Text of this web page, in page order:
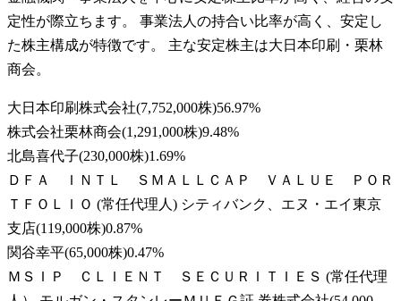
定性が際立ちます。 事業法人の持合い比率が高く、安定し
た株主構成が特徴です。 主な安定株主は大日本印刷・栗林
商会。
大日本印刷株式会社(7,752,000株)56.97%
株式会社栗林商会(1,291,000株)9.48%
北島喜代子(230,000株)1.69%
ＤＦＡ ＩＮＴＬ ＳＭＡＬＬＣＡＰ ＶＡＬＵＥ ＰＯＲ
ＴＦＯＬＩＯ (常任代理人) シティバンク、エヌ・エイ東京
支店(119,000株)0.87%
関谷幸平(65,000株)0.47%
ＭＳＩＰ ＣＬＩＥＮＴ ＳＥＣＵＲＩＴＩＥＳ (常任代理